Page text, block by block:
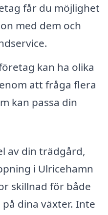
får du möjlighet
med dem och
kan ha olika
att fråga flera
kan passa din
av din trädgård,
i Ulricehamn
skillnad för både
dina växter. Inte